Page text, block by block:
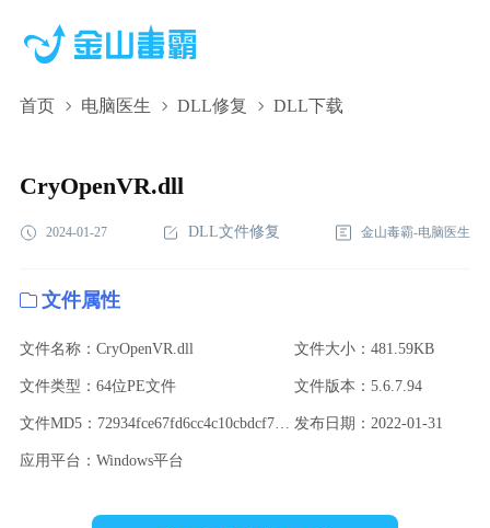
首页 电脑医生 DLL修复 DLL下载
CryOpenVR.dll,CryOpenVR.dll下载,CryOpenVR.dll修复
CryOpenVR.dll
2024-01-27 DLL文件修复 金山毒霸-电脑医生
文件属性
文件名称：CryOpenVR.dll 文件大小：481.59KB
文件类型：64位PE文件 文件版本：5.6.7.94
文件MD5：72934fce67fd6cc4c10cbdcf7f66bd13 发布日期：2022-01-31
应用平台：Windows平台